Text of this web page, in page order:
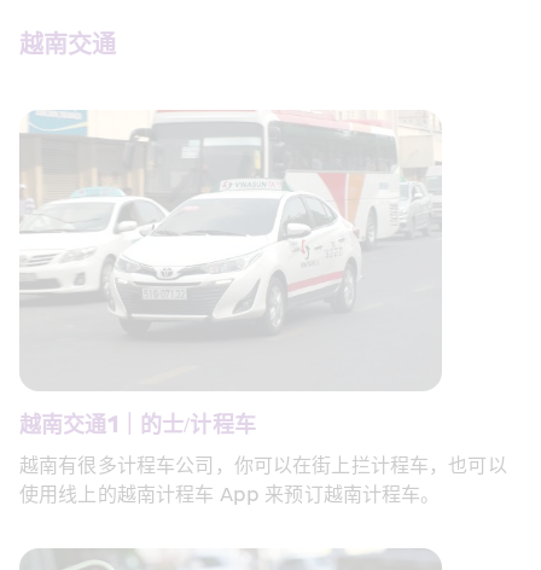
越南交通
越南交通1｜的士/计程车
越南有很多计程车公司，你可以在街上拦计程车，也可以
使用线上的越南计程车 App 来预订越南计程车。